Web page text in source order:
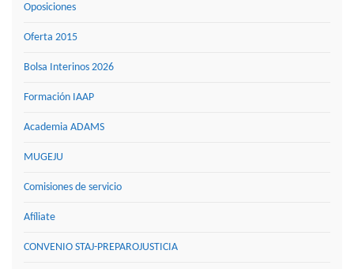
Oposiciones
Oferta 2015
Bolsa Interinos 2026
Formación IAAP
Academia ADAMS
MUGEJU
Comisiones de servicio
Afíliate
CONVENIO STAJ-PREPAROJUSTICIA